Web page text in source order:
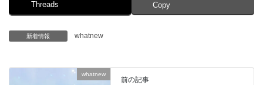
Threads Copy
新着情報 whatnew
whatnew
前の記事